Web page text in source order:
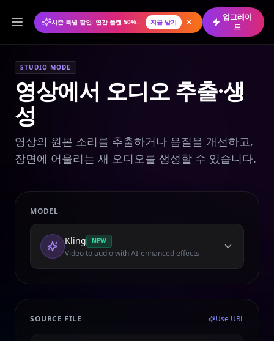
시즌 특별 할인: 연간 플랜 50% 할인 지금 받기
업그레이
드
STUDIO MODE
영상에서 오디오 추출·생
성
영상의 원본 소리를 추출하거나 음질을 개선하고,
장면에 어울리는 새 오디오를 생성할 수 있습니다.
MODEL
Kling NEW
Video to audio with AI-enhanced effects
SOURCE FILE Use URL